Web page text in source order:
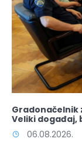
Gradonačelnik
Veliki
06.08.2026.